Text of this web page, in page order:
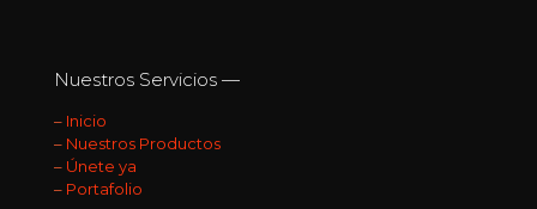
Nuestros Servicios —
– Inicio
– Nuestros Productos
– Únete ya
– Portafolio